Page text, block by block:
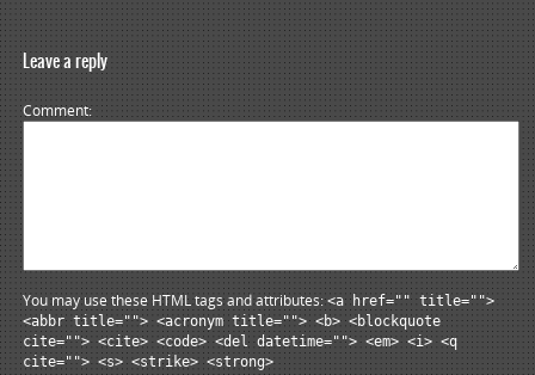
Leave a reply
Comment
You may use these HTML tags and attributes:<a href="" title="">
<abbr title=""> <acronym title=""> <b> <blockquote
cite=""> <cite> <code> <del datetime=""> <em> <i> <q
cite=""> <s> <strike> <strong>